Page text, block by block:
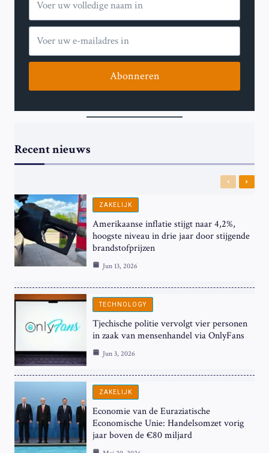
Abonneren
Recent nieuws
Previous
Next
ZAKELIJK
Amerikaanse inflatie stijgt naar 4,2%,
hoogste niveau in drie jaar door stijgende
brandstofprijzen
Jun 13, 2026
TECHNOLOGY
Tjechische politie vervolgt vier personen
in zaak van mensenhandel via OnlyFans
Jun 3, 2026
ZAKELIJK
Economie van de Euraziatische
Economische Unie: Handelsomzet vorig
jaar boven de €80 miljard